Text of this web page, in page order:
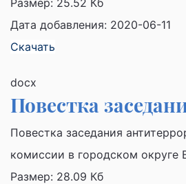
Размер: 25.52 Кб
Дата добавления: 2020-06-11
Скачать
docx
Повестка
Повестка заседания
комиссии в городском
Размер: 28.09 Кб